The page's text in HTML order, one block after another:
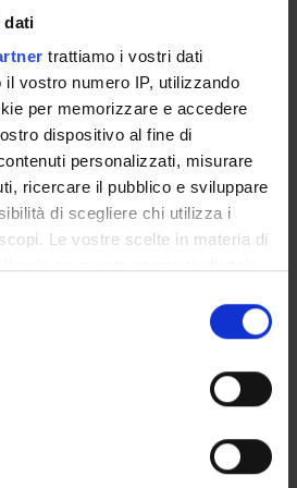
dati
trattiamo i vostri dati
il vostro numero IP, utilizzando
per memorizzare e accedere
dispositivo al fine di
personalizzati, misurare
ricercare il pubblico e sviluppare
di scegliere chi utilizza i
Le vostre scelte in materia di
proprio consenso in qualsiasi
sui cookie o facendo clic
sulla tua posizione
di qualche
AUTHORS
reali sumeriche Ponchia, S.;